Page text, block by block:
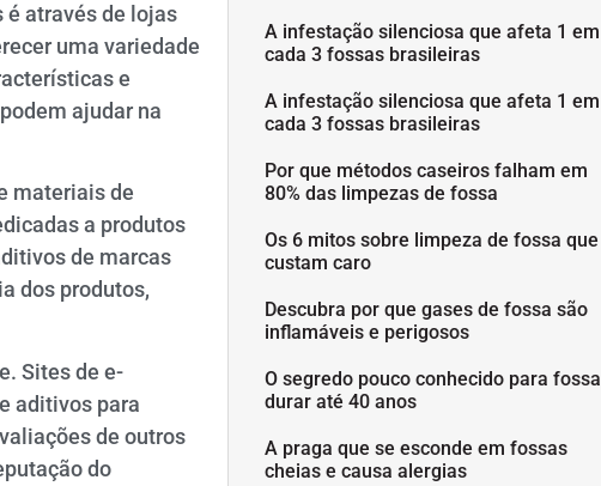
através de lojas
uma variedade
e
ajudar na
materiais de
a produtos
de marcas
dos produtos,
Sites de e-
aditivos para
de outros
do
A infestação silenciosa que afeta 1 em
cada 3 fossas brasileiras
A infestação silenciosa que afeta 1 em
cada 3 fossas brasileiras
Por que métodos caseiros falham em
80% das limpezas de fossa
Os 6 mitos sobre limpeza de fossa que
custam caro
Descubra por que gases de fossa são
inflamáveis e perigosos
O segredo pouco conhecido para fossa
durar até 40 anos
A praga que se esconde em fossas
cheias e causa alergias